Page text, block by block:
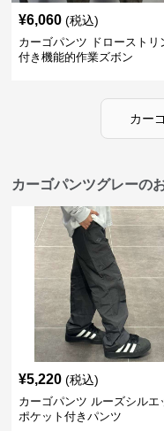
¥6,060 (税込)
カーゴパンツ ドローストリ
付き機能的作業ズボン
カー
カーゴパンツグレーの
¥5,220 (税込)
カーゴパンツ ルーズシルエ
ポケット付きパンツ